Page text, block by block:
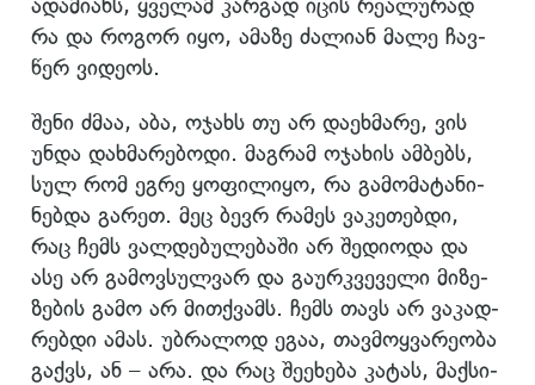
რა და რო­გორ იყო, ამა­ზე ძა­ლი­ან მალე ჩავ­
წერ ვი­დე­ოს.
შენი ძმაა, აბა, ოჯახს თუ არ და­ეხ­მა­რე, ვის
უნდა დახ­მა­რე­ბო­დი. მაგ­რამ ოჯა­ხის ამ­ბებს,
სულ რომ ეგრე ყო­ფი­ლი­ყო, რა გა­მო­მა­ტა­ნი­
ნებ­და გა­რეთ. მეც ბევრ რა­მეს ვა­კე­თებ­დი,
რაც ჩემს ვალ­დე­ბუ­ლე­ბა­ში არ შე­დი­ო­და და
ასე არ გა­მოვ­სულ­ვარ და გა­ურ­კვე­ვე­ლი მი­ზე­
ზე­ბის გამო არ მით­ქვამს. ჩემს თავს არ ვა­კად­
რებ­დი ამას. უბ­რა­ლოდ ეგაა, თავ­მოყ­ვა­რე­ო­ბა
გაქვს, ან – არა. და რაც შე­ე­ხე­ბა კა­ტას, მაქ­სი­